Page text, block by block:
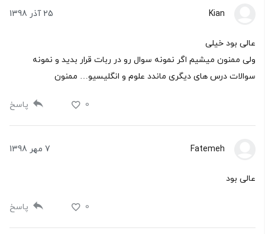
Kian 25 آذر 1398
عالی بود خیلی
ولی ممنون میشیم اگر نمونه سوال رو در ربات قرار بدید و نمونه
سوالات درس های دیگری ماندد علوم و انگلیسیو… ممنون
0 پاسخ
Fatemeh 7 مهر 1398
عالی بود
0 پاسخ